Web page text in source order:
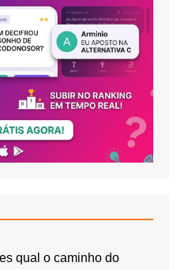
qual o caminho do